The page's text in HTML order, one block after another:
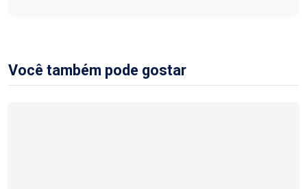
Você também pode gostar